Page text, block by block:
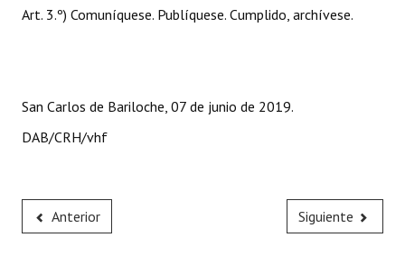
Antiguos Pobladores - Registro
Art. 3.º) Comuníquese. Publíquese. Cumplido, archívese.
San Carlos de Bariloche, 07 de junio de 2019.
DAB/CRH/vhf
Anterior Siguiente